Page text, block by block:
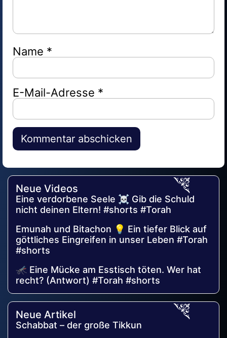
Name *
E-Mail-Adresse *
Alternative:
Neue Videos
Eine verdorbene Seele ☠️ Gib die Schuld
nicht deinen Eltern! #shorts #Torah
Emunah und Bitachon 💡 Ein tiefer Blick auf
göttliches Eingreifen in unser Leben #Torah
#shorts
🦟 Eine Mücke am Esstisch töten. Wer hat
recht? (Antwort) #Torah #shorts
Neue Artikel
Schabbat – der große Tikkun